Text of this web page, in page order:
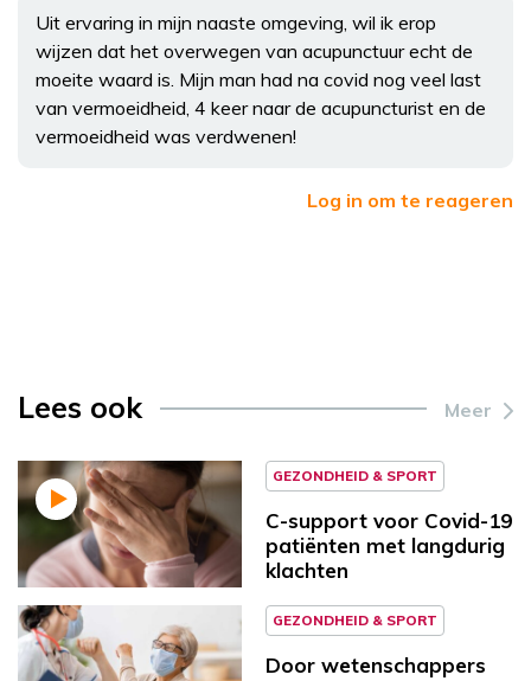
Uit ervaring in mijn naaste omgeving, wil ik erop
wijzen dat het overwegen van acupunctuur echt de
moeite waard is. Mijn man had na covid nog veel last
van vermoeidheid, 4 keer naar de acupuncturist en de
vermoeidheid was verdwenen!
Log in om te reageren
Lees ook Meer
GEZONDHEID & SPORT
C-support voor Covid-19
patiënten met langdurig
klachten
GEZONDHEID & SPORT
Door wetenschappers